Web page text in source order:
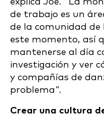
de trabajo es un
de la comunidad de
este momento, así
mantenerse al día
investigación y ver
y compañías de
problema".
Crear una cultura